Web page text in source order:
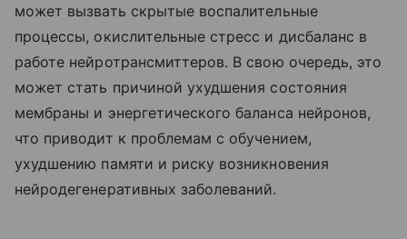
может вызвать скрытые воспалительные
процессы, окислительные стресс и дисбаланс в
работе нейротрансмиттеров. В свою очередь, это
может стать причиной ухудшения состояния
мембраны и энергетического баланса нейронов,
что приводит к проблемам с обучением,
ухудшению памяти и риску возникновения
нейродегенеративных заболеваний.